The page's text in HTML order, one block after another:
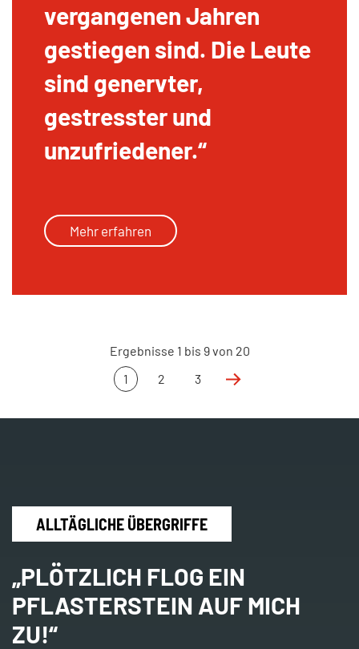
vergangenen Jahren
gestiegen sind. Die Leute
sind genervter,
gestresster und
unzufriedener.
Mehr erfahren
Ergebnisse 1 bis 9von 20
1
2 3
ALLTÄGLICHE ÜBERGRIFFE
„PLÖTZLICH FLOG EIN
PFLASTERSTEIN AUF MICH
ZU!“